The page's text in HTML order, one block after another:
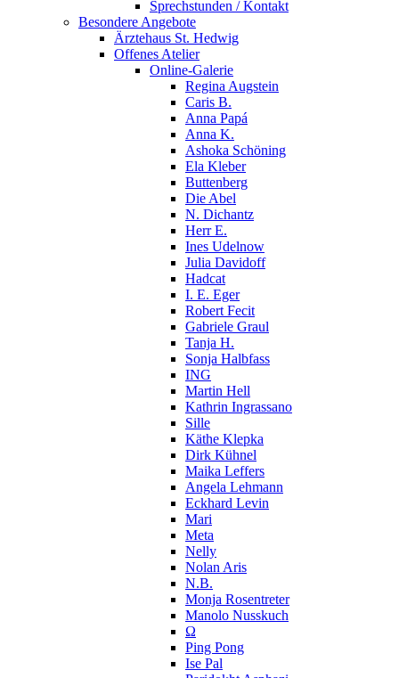
Sprechstunden / Kontakt
Besondere Angebote
Ärztehaus St. Hedwig
Offenes Atelier
Online-Galerie
Regina Augstein
Caris B.
Anna Papá
Anna K.
Ashoka Schöning
Ela Kleber
Buttenberg
Die Abel
N. Dichantz
Herr E.
Ines Udelnow
Julia Davidoff
Hadcat
I. E. Eger
Robert Fecit
Gabriele Graul
Tanja H.
Sonja Halbfass
ING
Martin Hell
Kathrin Ingrassano
Sille
Käthe Klepka
Dirk Kühnel
Maika Leffers
Angela Lehmann
Eckhard Levin
Mari
Meta
Nelly
Nolan Aris
N.B.
Monja Rosentreter
Manolo Nusskuch
Ω
Ping Pong
Ise Pal